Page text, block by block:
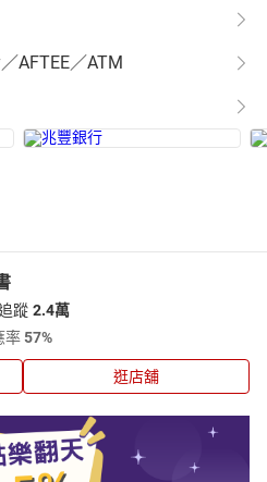
AFTEE／ATM
蹤 2.4萬
率57%
逛店舖